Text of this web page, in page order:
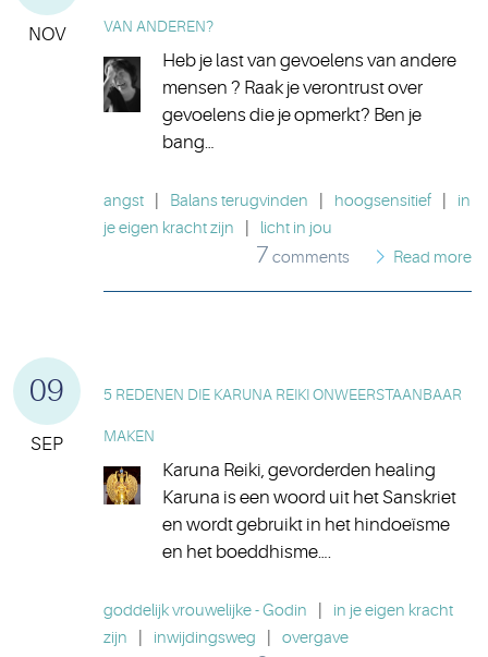
NOV VAN ANDEREN?
Heb je last van gevoelens van andere
mensen ? Raak je verontrust over
gevoelens die je opmerkt? Ben je
bang…
angst Balans terugvinden hoogsensitief
in
je eigen kracht zijn
licht in jou
7 comments Read more
09
SEP
5 REDENEN DIE KARUNA REIKI ONWEERSTAANBAAR
MAKEN
Karuna Reiki, gevorderden healing
Karuna is een woord uit het Sanskriet
en wordt gebruikt in het hindoeïsme
en het boeddhisme….
goddelijk vrouwelijke - Godin
in je eigen kracht
zijn
inwijdingsweg overgave